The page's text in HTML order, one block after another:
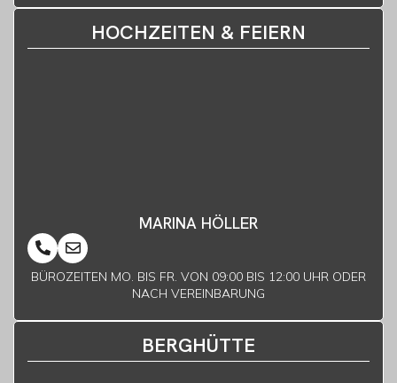
HOCHZEITEN & FEIERN
MARINA HÖLLER
BÜROZEITEN MO. BIS FR. VON 09:00 BIS 12:00 UHR ODER
NACH VEREINBARUNG
BERGHÜTTE